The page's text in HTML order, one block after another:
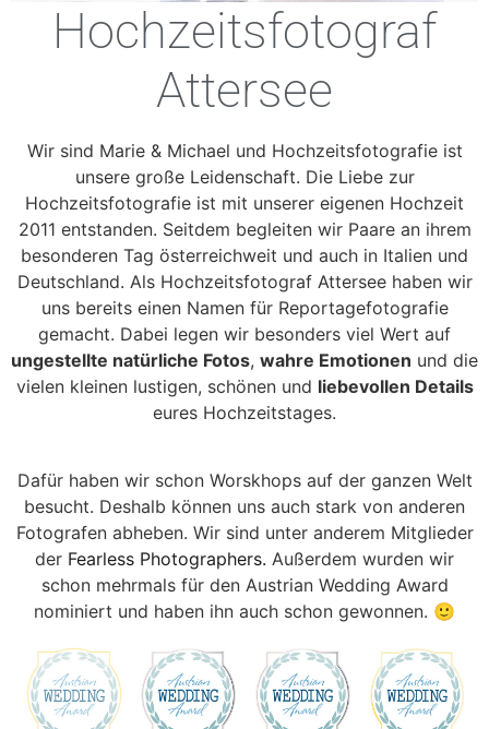
Hochzeitsfotograf
Attersee
Wir sind Marie & Michael und Hochzeitsfotografie ist
unsere große Leidenschaft. Die Liebe zur
Hochzeitsfotografie ist mit unserer eigenen Hochzeit
2011 entstanden. Seitdem begleiten wir Paare an ihrem
besonderen Tag österreichweit und auch in Italien und
Deutschland. Als Hochzeitsfotograf Attersee haben wir
uns bereits einen Namen für Reportagefotografie
gemacht. Dabei legen wir besonders viel Wert auf
ungestellte natürliche Fotos, wahre Emotionen und die
vielen kleinen lustigen, schönen und liebevollen Details
eures Hochzeitstages.
Dafür haben wir schon Worskhops auf der ganzen Welt
besucht. Deshalb können uns auch stark von anderen
Fotografen abheben. Wir sind unter anderem Mitglieder
der Fearless Photographers. Außerdem wurden wir
schon mehrmals für den Austrian Wedding Award
nominiert und haben ihn auch schon gewonnen. 🙂